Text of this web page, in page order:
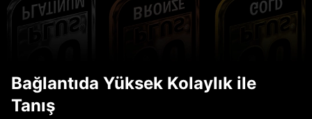
Bağlantıda Yüksek Kolaylık ile
Tanış